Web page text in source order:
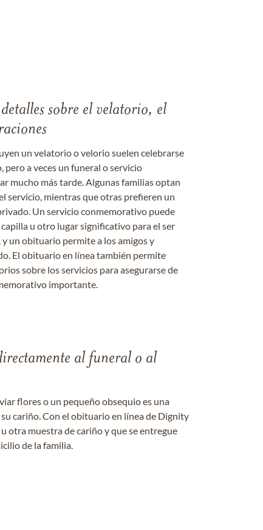
sobre el velatorio, el
un velatorio o velorio suelen celebrarse
pero a veces un funeral o servicio
mucho más tarde. Algunas familias optan
servicio, mientras que otras prefieren un
Un servicio conmemorativo puede
u otro lugar significativo para el ser
un obituario permite a los amigos y
El obituario en línea también permite
sobre los servicios para asegurarse de
importante.
al funeral o al
flores o un pequeño obsequio es una
cariño. Con el obituario en línea de Dignity
otra muestra de cariño y que se entregue
de la familia.